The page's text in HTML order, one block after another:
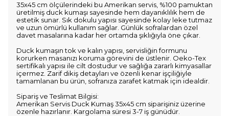
35x45 cm ölçülerindeki bu Amerikan servis, %100 pamuktan
üretilmiş duck kumaşı sayesinde hem dayanıklılık hem de
estetik sunar. Sık dokulu yapısı sayesinde kolay leke tutmaz
ve uzun ömürlü kullanım sağlar. Günlük sofralardan özel
davet masalarına kadar her ortamda şıklığıyla öne çıkar.
Duck kumaşın tok ve kalın yapısı, servisliğin formunu
korurken masanızı koruma görevini de üstlenir. Oeko-Tex
sertifikalı yapısı ile cilt dostudur ve sağlığa zararlı kimyasallar
içermez. Zarif dikiş detayları ve özenli kenar işçiliğiyle
tamamlanan bu ürün, sofranıza zarafet katmak için idealdir.
Sipariş ve Teslimat Bilgisi:
Amerikan Servis Duck Kumaş 35x45 cm siparişiniz üzerine
özenle hazırlanır. Kargolama süresi 3-7 iş günüdür.